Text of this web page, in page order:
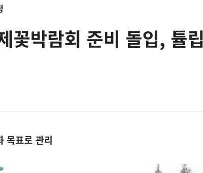
박람회 준비 돌입, 튤립
목표로 관리